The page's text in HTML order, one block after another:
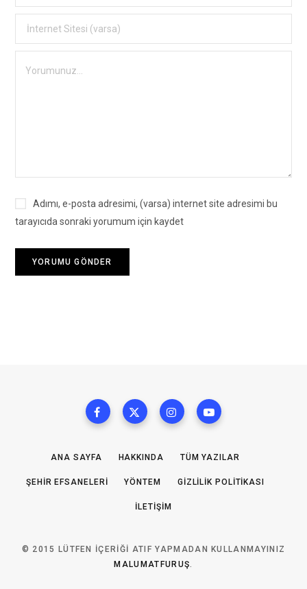
Adımı, e-posta adresimi, (varsa) internet site adresimi bu
tarayıcıda sonraki yorumum için kaydet
ANA SAYFA HAKKINDA TÜM YAZILAR
ŞEHIR EFSANELERI YÖNTEM GIZLILIK POLITIKASI
İLETIŞIM
© 2015 LÜTFEN IÇERIĞI ATIF YAPMADAN KULLANMAYINIZ
MALUMATFURUŞ.